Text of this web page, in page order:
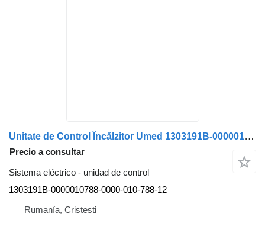
Unitate de Control Încălzitor Umed 1303191B-0000010788-0000-010-788-12 unidad de control para Spheros Solaris 1303191B camión
Precio a consultar
Sistema eléctrico - unidad de control
1303191B-0000010788-0000-010-788-12
Rumanía, Cristesti